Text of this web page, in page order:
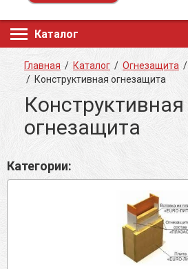
Каталог
Главная / Каталог / Огнезащита /
/ Конструктивная огнезащита
Конструктивная
огнезащита
Категории: